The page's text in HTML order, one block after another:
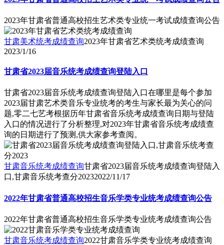
2023年甘肃省普通高校招生艺术类专业统一考试成绩查询公告
甘肃美术统考成绩查询2023年甘肃省艺术类统考成绩查询
2023/1/16
甘肃省2023届音乐统考成绩查询登陆入口
甘肃省2023届音乐统考成绩查询登陆入口在哪里是每个参加
2023届甘肃艺术类音乐专业统考的考生与家长最为关心的问
题,零二七艺考根据历年甘肃省音乐统考成绩查询日期与登陆
入口的情况进行了分析整理,对2023年甘肃省音乐统考成绩查
询的日期进行了预测,供大家参考查阅。
甘肃音乐统考成绩查询甘肃省2023届音乐统考成绩查询登陆入
口,甘肃音乐统考查分20232022/11/17
2022年甘肃省普通高校招生音乐学类专业统考成绩查询公告
2022年甘肃省普通高校招生音乐学类专业统考成绩查询公告
甘肃音乐统考成绩查询2022甘肃音乐学类专业统考成绩查询